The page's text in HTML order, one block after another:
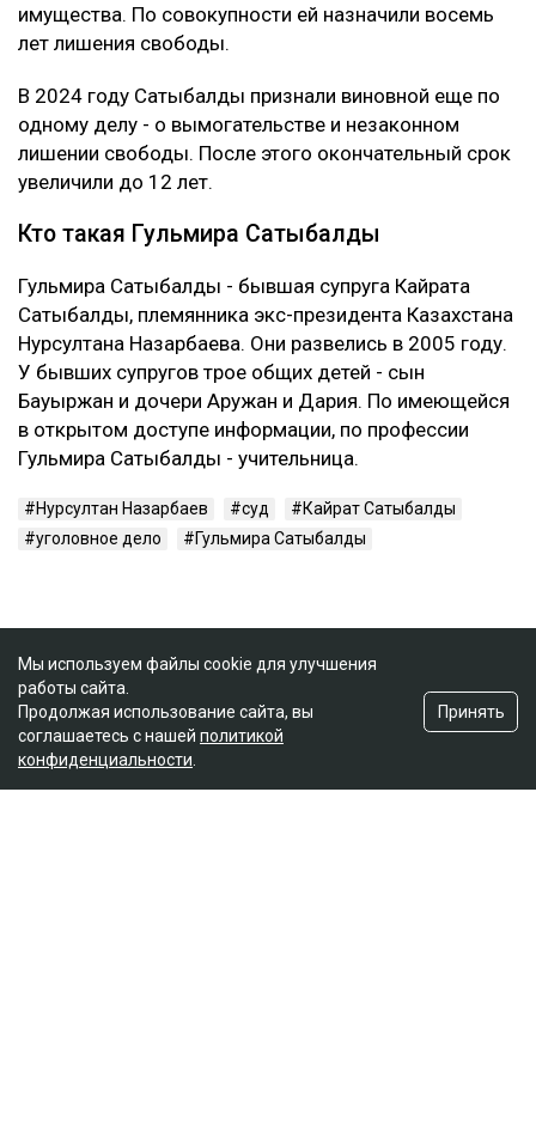
имущества. По совокупности ей назначили восемь
лет лишения свободы.
В 2024 году Сатыбалды признали виновной еще по
одному делу - о вымогательстве и незаконном
лишении свободы. После этого окончательный срок
увеличили до 12 лет.
Кто такая Гульмира Сатыбалды
Гульмира Сатыбалды - бывшая супруга Кайрата
Сатыбалды, племянника экс-президента Казахстана
Нурсултана Назарбаева. Они развелись в 2005 году.
У бывших супругов трое общих детей - сын
Бауыржан и дочери Аружан и Дария. По имеющейся
в открытом доступе информации, по профессии
Гульмира Сатыбалды - учительница.
Нурсултан Назарбаев суд
Кайрат Сатыбалды
уголовное дело
Гульмира Сатыбалды
Мы используем файлы cookie для улучшения
работы сайта.
Продолжая использование сайта, вы
соглашаетесь с нашей политикой
конфиденциальности
Принять